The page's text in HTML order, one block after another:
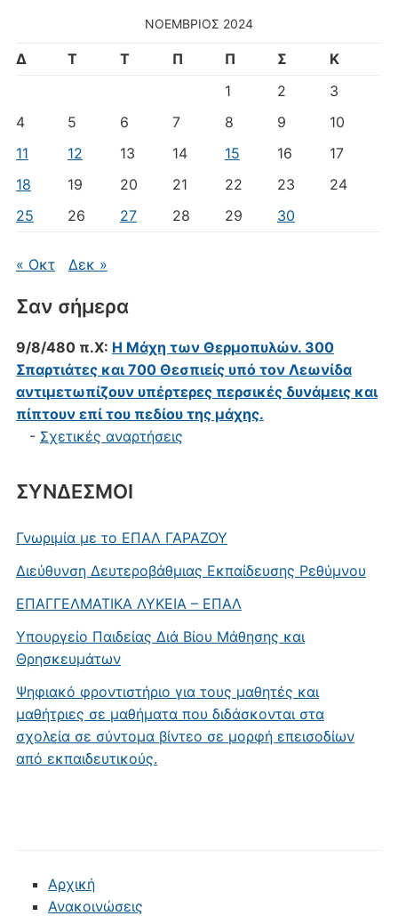
ΝΟΈΜΒΡΙΟΣ 2024
Δ Τ Τ Π Π Σ
Κ
1
2
3
4
5 6 7 8 9
10
11
12 13 14 15 16
17
18
19 20 21 22 23
24
25
26 27 28 29 30
« Οκτ Δεκ »
Σαν σήμερα
9/8/480 π.Χ: Η Μάχη των Θερμοπυλών. 300
Σπαρτιάτες και 700 Θεσπιείς υπό τον Λεωνίδα
αντιμετωπίζουν υπέρτερες περσικές δυνάμεις και
πίπτουν επί του πεδίου της μάχης.
- Σχετικές αναρτήσεις
ΣΥΝΔΕΣΜΟΙ
Γνωριμία με το ΕΠΑΛ ΓΑΡΑΖΟΥ
Διεύθυνση Δευτεροβάθμιας Εκπαίδευσης Ρεθύμνου
ΕΠΑΓΓΕΛΜΑΤΙΚΑ ΛΥΚΕΙΑ – ΕΠΑΛ
Υπουργείο Παιδείας Διά Βίου Μάθησης και
Θρησκευμάτων
Ψηφιακό φροντιστήριο για τους μαθητές και
μαθήτριες σε μαθήματα που διδάσκονται στα
σχολεία σε σύντομα βίντεο σε μορφή επεισοδίων
από εκπαιδευτικούς.
Αρχική
Ανακοινώσεις